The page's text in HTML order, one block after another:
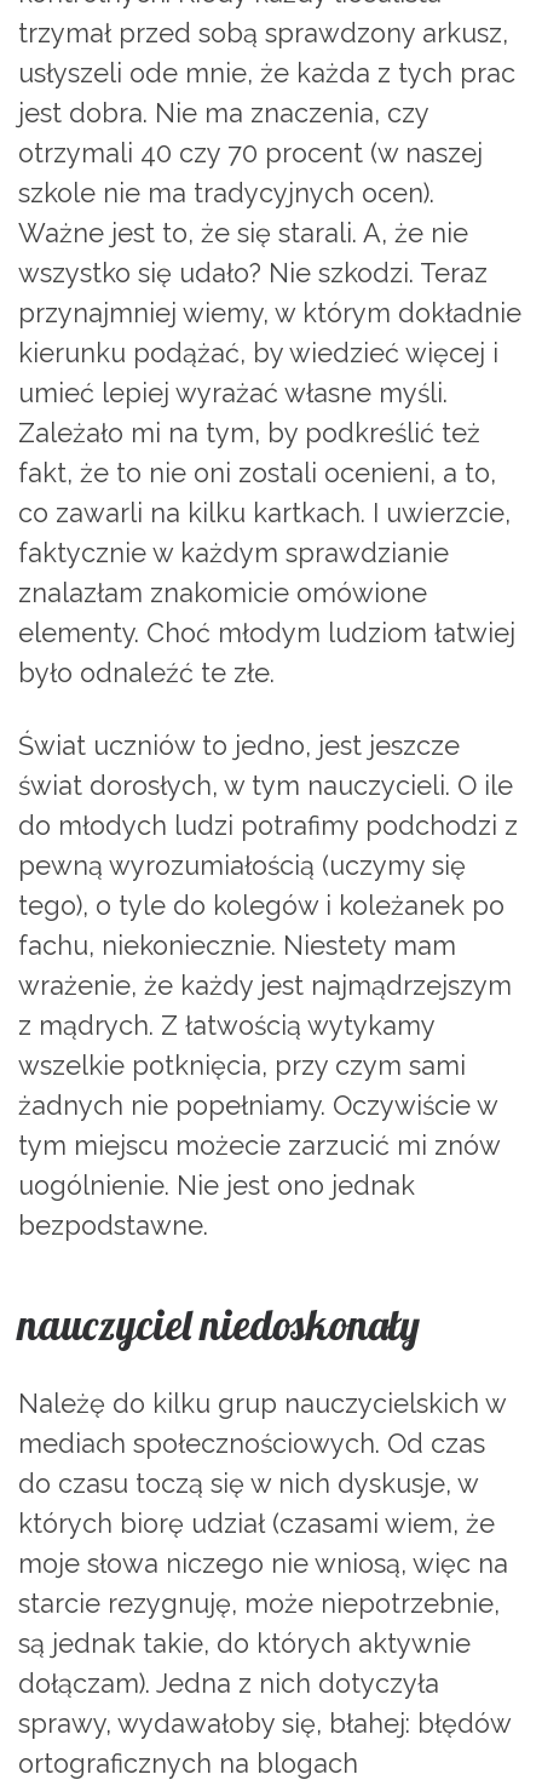
trzymał przed sobą sprawdzony arkusz,
usłyszeli ode mnie, że każda z tych prac
jest dobra. Nie ma znaczenia, czy
otrzymali 40 czy 70 procent (w naszej
szkole nie ma tradycyjnych ocen).
Ważne jest to, że się starali. A, że nie
wszystko się udało? Nie szkodzi. Teraz
przynajmniej wiemy, w którym dokładnie
kierunku podążać, by wiedzieć więcej i
umieć lepiej wyrażać własne myśli.
Zależało mi na tym, by podkreślić też
fakt, że to nie oni zostali ocenieni, a to,
co zawarli na kilku kartkach. I uwierzcie,
faktycznie w każdym sprawdzianie
znalazłam znakomicie omówione
elementy. Choć młodym ludziom łatwiej
było odnaleźć te złe.
Świat uczniów to jedno, jest jeszcze
świat dorosłych, w tym nauczycieli. O ile
do młodych ludzi potrafimy podchodzi z
pewną wyrozumiałością (uczymy się
tego), o tyle do kolegów i koleżanek po
fachu, niekoniecznie. Niestety mam
wrażenie, że każdy jest najmądrzejszym
z mądrych. Z łatwością wytykamy
wszelkie potknięcia, przy czym sami
żadnych nie popełniamy. Oczywiście w
tym miejscu możecie zarzucić mi znów
uogólnienie. Nie jest ono jednak
bezpodstawne.
nauczyciel niedoskonały
Należę do kilku grup nauczycielskich w
mediach społecznościowych. Od czas
do czasu toczą się w nich dyskusje, w
których biorę udział (czasami wiem, że
moje słowa niczego nie wniosą, więc na
starcie rezygnuję, może niepotrzebnie,
są jednak takie, do których aktywnie
dołączam). Jedna z nich dotyczyła
sprawy, wydawałoby się, błahej: błędów
ortograficznych na blogach